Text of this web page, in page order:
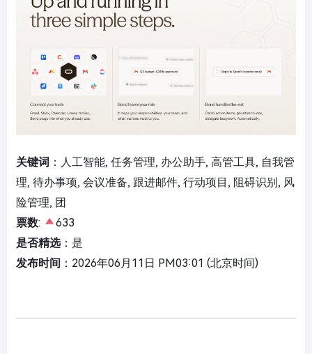
关键词 ：人工智能, 任务管理, 办公助手, 高管工具, 自我管
理, 待办事项, 会议准备, 跟进邮件, 行动项目, 阻碍识别, 风
险管理, 团
票数:
633
是否精选：是
发布时间 ：2026年06月11日 PM03:01 (北京时间)